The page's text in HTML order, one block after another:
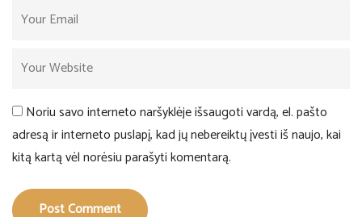
Noriu savo interneto naršyklėje išsaugoti vardą, el. pašto
adresą ir interneto puslapį, kad jų nebereiktų įvesti iš naujo, kai
kitą kartą vėl norėsiu parašyti komentarą.
Post Comment